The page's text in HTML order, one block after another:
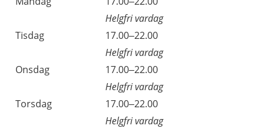
Helgfri vardag
Tisdag
17.00–22.00
Helgfri vardag
Onsdag
17.00–22.00
Helgfri vardag
Torsdag
17.00–22.00
Helgfri vardag